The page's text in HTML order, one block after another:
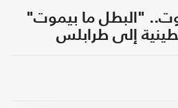
"البطل ما بيموت"
إلى طرابلس